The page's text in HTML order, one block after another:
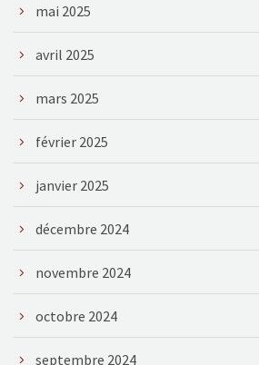
mai 2025
avril 2025
mars 2025
février 2025
janvier 2025
décembre 2024
novembre 2024
octobre 2024
septembre 2024